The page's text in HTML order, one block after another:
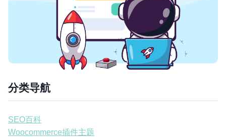
分类导航
SEO百科
Woocommerce插件主题